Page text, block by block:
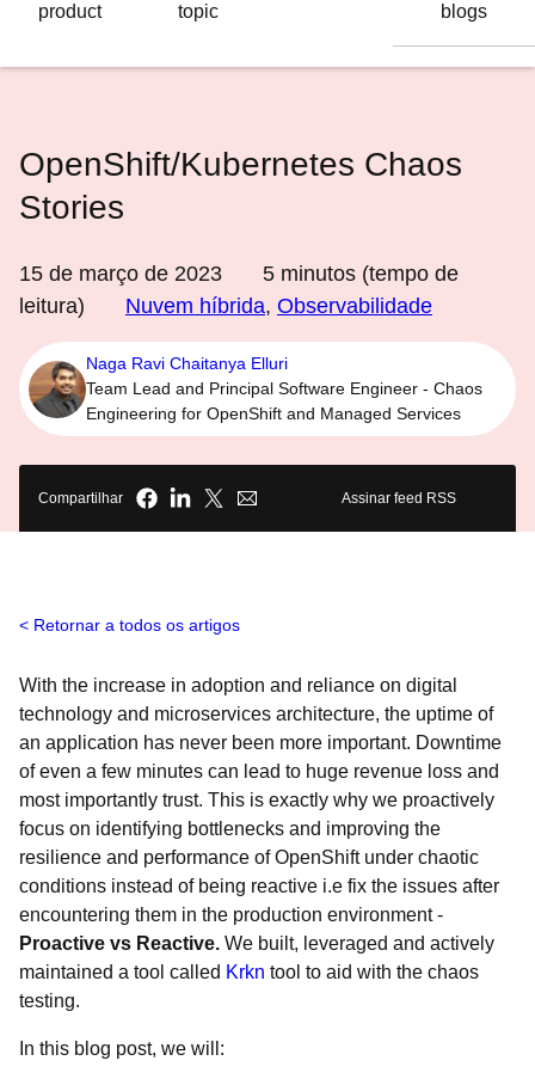
product
topic
blogs
OpenShift/Kubernetes Chaos
Stories
15 de março de 2023 5 minutos (tempo de
leitura)
Nuvem híbrida, Observabilidade
Naga Ravi Chaitanya Elluri
Team Lead and Principal Software Engineer - Chaos
Engineering for OpenShift and Managed Services
Compartilhar Assinar feed RSS
Retornar a todos os artigos
With the increase in adoption and reliance on digital
technology and microservices architecture, the uptime of
an application has never been more important. Downtime
of even a few minutes can lead to huge revenue loss and
most importantly trust. This is exactly why we proactively
focus on identifying bottlenecks and improving the
resilience and performance of OpenShift under chaotic
conditions instead of being reactive i.e fix the issues after
encountering them in the production environment -
Proactive vs Reactive. We built, leveraged and actively
maintained a tool called Krkn tool to aid with the chaos
testing.
In this blog post, we will: